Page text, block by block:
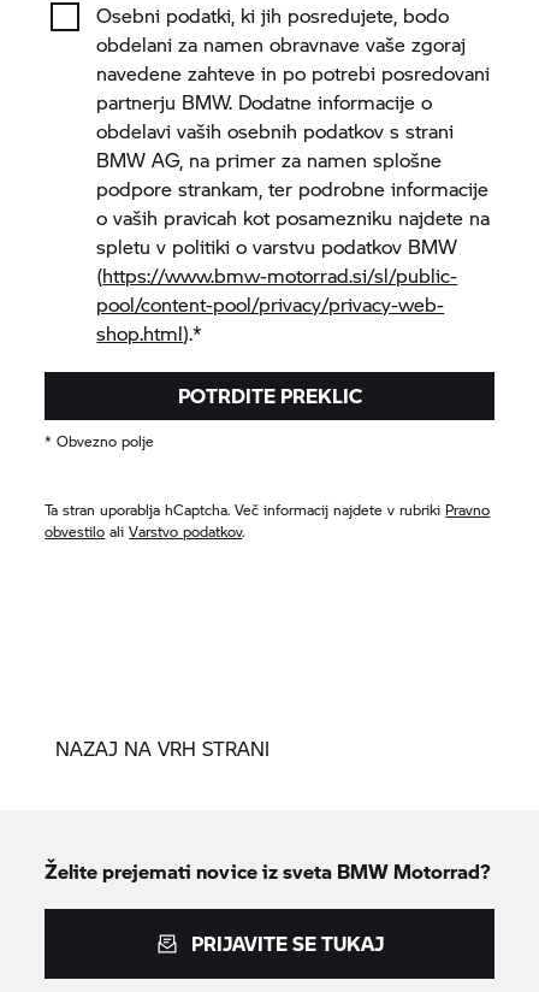
Osebni podatki, ki jih posredujete, bodo
obdelani za namen obravnave vaše zgoraj
navedene zahteve in po potrebi posredovani
partnerju BMW. Dodatne informacije o
obdelavi vaših osebnih podatkov s strani
BMW AG, na primer za namen splošne
podpore strankam, ter podrobne informacije
o vaših pravicah kot posamezniku najdete na
spletu v politiki o varstvu podatkov BMW
(https://www.bmw-motorrad.si/sl/public-
pool/content-pool/privacy/privacy-web-
shop.html).*
POTRDITE PREKLIC
* Obvezno polje
Ta stran uporablja hCaptcha. Več informacij najdete v rubriki Pravno
obvestilo aliVarstvo podatkov.
NAZAJ NA VRH STRANI
Želite prejemati novice iz sveta BMW Motorrad?
PRIJAVITE SE TUKAJ